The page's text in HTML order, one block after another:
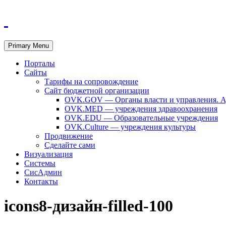
Primary Menu
Порталы
Сайты
Тарифы на сопровождение
Сайт бюджетной организации
OVK.GOV — Органы власти и управления.
OVK.MED — учреждения здравоохранения
OVK.EDU — Образовательные учреждения
OVK.Culture — учреждения культуры
Продвижение
Сделайте сами
Визуализация
Системы
СисАдмин
Контакты
icons8-дизайн-filled-100